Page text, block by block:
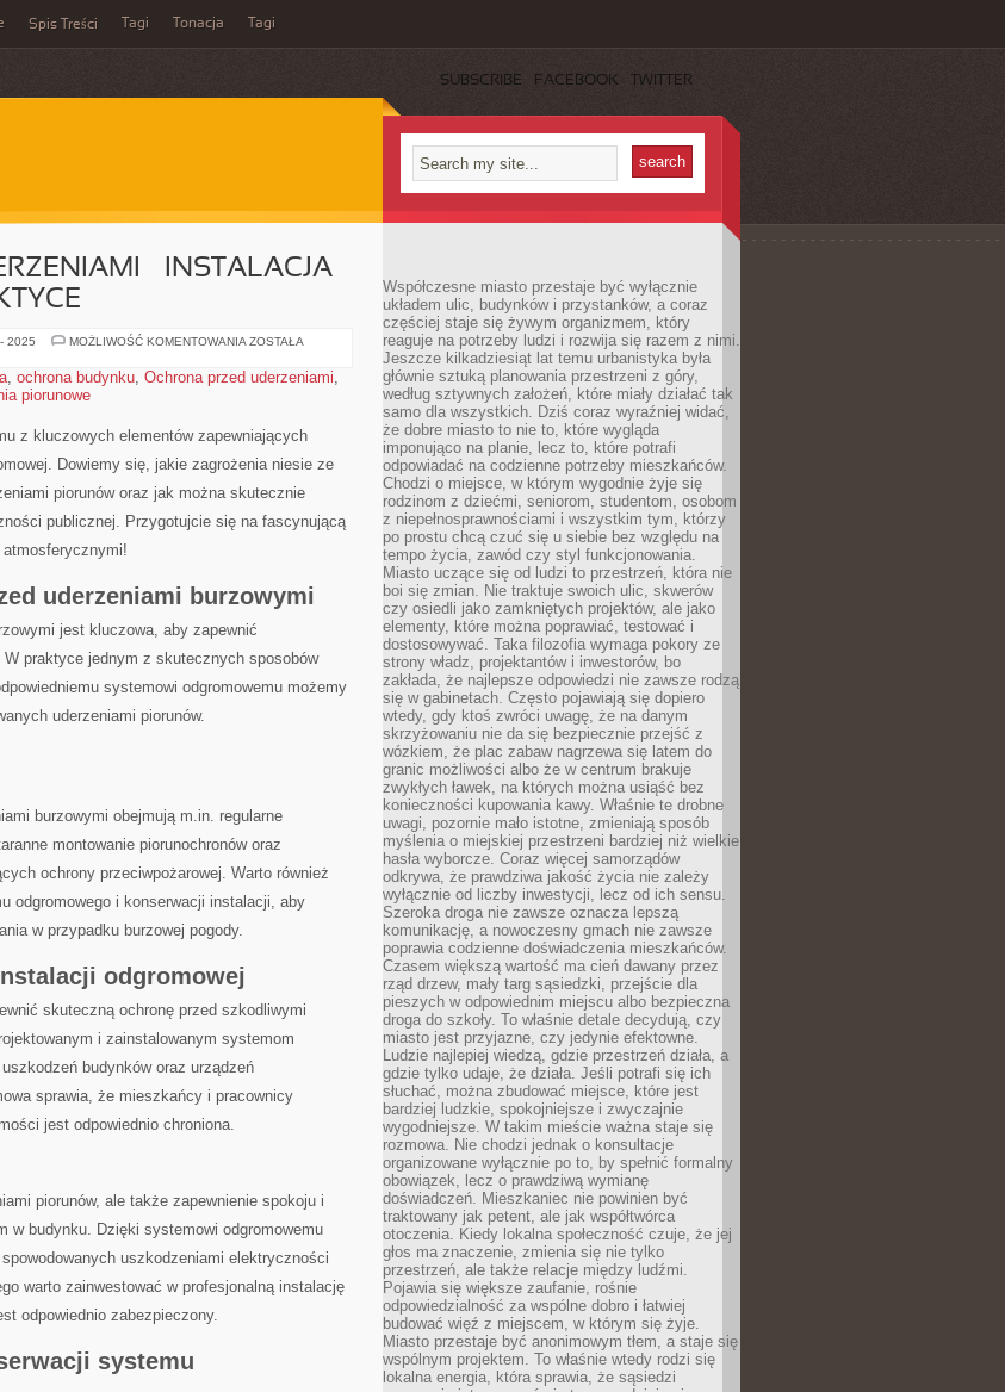
Spis Treści Tagi Tonacja Tagi
SUBSCRIBE FACEBOOK TWITTER
– INSTALACJA
2025 MOŻLIWOŚĆ KOMENTOWANIA OCHRONA
–
PRAKTYCE
ZOSTAŁA
, ochrona budynku, Ochrona przed uderzeniami,
piorunowe
z kluczowych elementów zapewniających
Dowiemy się, jakie zagrożenia niesie ze
piorunów oraz jak można skutecznie
publicznej.⁣ Przygotujcie⁤ się ⁢na fascynującą
uderzeniami burzowymi
jest kluczowa, aby zapewnić
praktyce jednym z skutecznych sposobów
systemowi odgromowemu możemy
uderzeniami piorunów.
burzowymi obejmują m.in. regularne
montowanie piorunochronów oraz
ochrony‌ przeciwpożarowej. Warto również
odgromowego i ‌konserwacji instalacji, aby
w​ przypadku burzowej pogody.
odgromowej
skuteczną ochronę przed szkodliwymi
i zainstalowanym systemom
budynków oraz urządzeń
sprawia, że mieszkańcy i pracownicy
jest odpowiednio ‌chroniona.
‌piorunów, ale także zapewnienie spokoju i
w budynku. Dzięki systemowi odgromowemu
uszkodzeniami elektryczności
warto zainwestować w profesjonalną instalację⁣
odpowiednio zabezpieczony.
systemu
Współczesne miasto przestaje być wyłącznie
układem ulic, budynków i przystanków, a coraz
częściej staje się żywym organizmem, który
reaguje na potrzeby ludzi i rozwija się razem z nimi.
Jeszcze kilkadziesiąt lat temu urbanistyka była
głównie sztuką planowania przestrzeni z góry,
według sztywnych założeń, które miały działać tak
samo dla wszystkich. Dziś coraz wyraźniej widać,
że dobre miasto to nie to, które wygląda
imponująco na planie, lecz to, które potrafi
odpowiadać na codzienne potrzeby mieszkańców.
Chodzi o miejsce, w którym wygodnie żyje się
rodzinom z dziećmi, seniorom, studentom, osobom
z niepełnosprawnościami i wszystkim tym, którzy
po prostu chcą czuć się u siebie bez względu na
tempo życia, zawód czy styl funkcjonowania.
Miasto uczące się od ludzi to przestrzeń, która nie
boi się zmian. Nie traktuje swoich ulic, skwerów
czy osiedli jako zamkniętych projektów, ale jako
elementy, które można poprawiać, testować i
dostosowywać. Taka filozofia wymaga pokory ze
strony władz, projektantów i inwestorów, bo
zakłada, że najlepsze odpowiedzi nie zawsze rodzą
się w gabinetach. Często pojawiają się dopiero
wtedy, gdy ktoś zwróci uwagę, że na danym
skrzyżowaniu nie da się bezpiecznie przejść z
wózkiem, że plac zabaw nagrzewa się latem do
granic możliwości albo że w centrum brakuje
zwykłych ławek, na których można usiąść bez
konieczności kupowania kawy. Właśnie te drobne
uwagi, pozornie mało istotne, zmieniają sposób
myślenia o miejskiej przestrzeni bardziej niż wielkie
hasła wyborcze. Coraz więcej samorządów
odkrywa, że prawdziwa jakość życia nie zależy
wyłącznie od liczby inwestycji, lecz od ich sensu.
Szeroka droga nie zawsze oznacza lepszą
komunikację, a nowoczesny gmach nie zawsze
poprawia codzienne doświadczenia mieszkańców.
Czasem większą wartość ma cień dawany przez
rząd drzew, mały targ sąsiedzki, przejście dla
pieszych w odpowiednim miejscu albo bezpieczna
droga do szkoły. To właśnie detale decydują, czy
miasto jest przyjazne, czy jedynie efektowne.
Ludzie najlepiej wiedzą, gdzie przestrzeń działa, a
gdzie tylko udaje, że działa. Jeśli potrafi się ich
słuchać, można zbudować miejsce, które jest
bardziej ludzkie, spokojniejsze i zwyczajnie
wygodniejsze. W takim mieście ważna staje się
rozmowa. Nie chodzi jednak o konsultacje
organizowane wyłącznie po to, by spełnić formalny
obowiązek, lecz o prawdziwą wymianę
doświadczeń. Mieszkaniec nie powinien być
traktowany jak petent, ale jak współtwórca
otoczenia. Kiedy lokalna społeczność czuje, że jej
głos ma znaczenie, zmienia się nie tylko
przestrzeń, ale także relacje między ludźmi.
Pojawia się większe zaufanie, rośnie
odpowiedzialność za wspólne dobro i łatwiej
budować więź z miejscem, w którym się żyje.
Miasto przestaje być anonimowym tłem, a staje się
wspólnym projektem. To właśnie wtedy rodzi się
lokalna energia, która sprawia, że sąsiedzi